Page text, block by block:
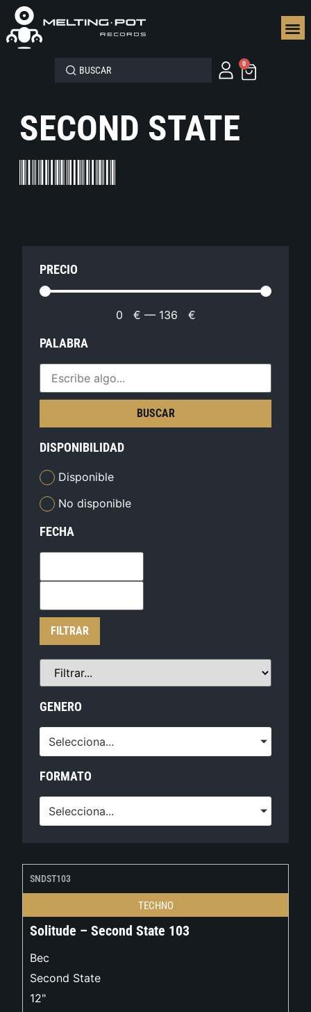
0
SECOND STATE
PRECIO
0 € — 136 €
PALABRA
BUSCAR
DISPONIBILIDAD
Disponible
No disponible
FECHA
FILTRAR
GENERO
Selecciona...
FORMATO
Selecciona...
SNDST103
TECHNO
Solitude – Second State 103
Bec
Second State
12"